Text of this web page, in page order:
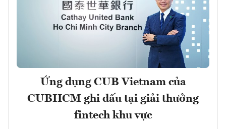
Ứng dụng CUB Vietnam của
CUBHCM ghi dấu tại giải thưởng
fintech khu vực